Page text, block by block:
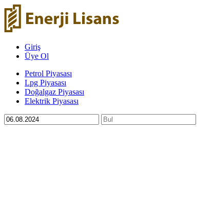
Giriş
Üye Ol
Petrol Piyasası
Lpg Piyasası
Doğalgaz Piyasası
Elektrik Piyasası